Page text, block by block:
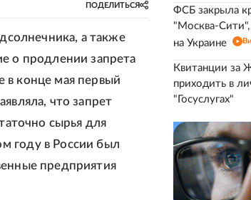
ПОДЕЛИТЬСЯ
а также
о продлении запрета
в конце мая первый
что запрет
сырья для
году в России был
предприятия
ФСБ закрыла
"Москва-Сити",
на Украине
Квитанции за
приходить в
"Госуслугах"